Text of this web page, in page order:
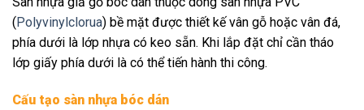
(Polyvinylclorua) bề mặt được thiết kế vân gỗ hoặc vân đá,
phía dưới là lớp nhựa có keo sẵn. Khi lắp đặt chỉ cần tháo
lớp giấy phía dưới là có thể tiến hành thi công.
Cấu tạo sàn nhựa bóc dán